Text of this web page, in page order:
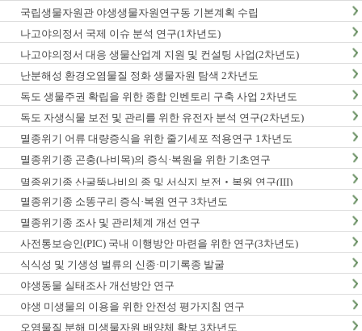
국립생물자원관 야생생물자원연구동 기본계획 수립
나고야의정서 국제 이슈 분석 연구(1차년도)
나고야의정서 대응 생물산업계 지원 및 컨설팅 사업(2차년도)
난분해성 환경오염물질 정화 생물자원 탐색 2차년도
독도 생물주권 확립을 위한 종합 인벤토리 구축 사업 2차년도
독도 자생식물 보전 및 관리를 위한 유전자 분석 연구(2차년도)
멸종위기 어류 대량증식을 위한 줄기세포 적용연구 1차년도
멸종위기종 곤충(나비목)의 증식·복원을 위한 기초연구
멸종위기종 산굴뚝나비의 종 및 서식지 보전‧복원 연구(III)
멸종위기종 소똥구리 증식·복원 연구 3차년도
멸종위기종 조사 및 관리체계 개선 연구
사전통보승인(PIC) 국내 이행방안 마련을 위한 연구(3차년도)
식식성 및 기생성 벌류의 신종·미기록종 발굴
야생동물 실태조사 개선방안 연구
야생 미생물의 이용을 위한 안전성 평가지침 연구
오염물질 분해 미생물자원 배양체 확보 3차년도